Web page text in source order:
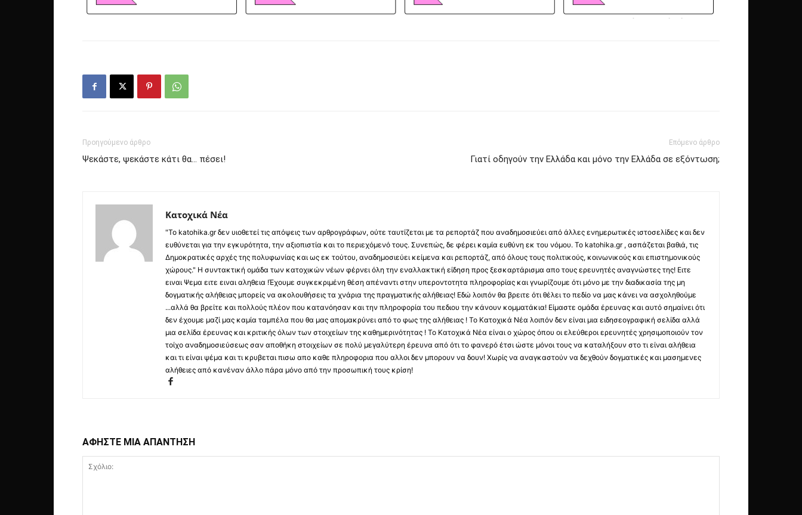
Προηγούμενο άρθρο
Ψεκάστε, ψεκάστε κάτι θα… πέσει!
Επόμενο άρθρο
Γιατί οδηγούν την Ελλάδα και μόνο την Ελλάδα σε εξόντωση;
Κατοχικά Νέα
"Το katohika.gr δεν υιοθετεί τις απόψεις των αρθρογράφων, ούτε ταυτίζεται με τα ρεπορτάζ που αναδημοσιεύει από άλλες ενημερωτικές ιστοσελίδες και δεν
ευθύνεται για την εγκυρότητα, την αξιοπιστία και το περιεχόμενό τους. Συνεπώς, δε φέρει καμία ευθύνη εκ του νόμου. Το katohika.gr , ασπάζεται βαθιά, τις
Δημοκρατικές αρχές της πολυφωνίας και ως εκ τούτου, αναδημοσιεύει κείμενα και ρεπορτάζ, από όλους τους πολιτικούς, κοινωνικούς και επιστημονικούς
χώρους." Η συντακτική ομάδα των κατοχικών νέων φέρνει όλη την εναλλακτική είδηση προς ξεσκαρτάρισμα απο τους ερευνητές αναγνώστες της! Ειτε
ειναι Ψεμα ειτε ειναι αληθεια !Έχουμε συγκεκριμένη θέση απέναντι στην υπεροντοτητα πληροφορίας και γνωρίζουμε ότι μόνο με την διαδικασία της μη
δογματικής αλήθειας μπορείς να ακολουθήσεις τα χνάρια της πραγματικής αλήθειας! Εδώ λοιπόν θα βρειτε ότι θέλει το πεδίο να μας κάνει να ασχοληθούμε
...αλλά θα βρείτε και πολλούς πλέον που κατανόησαν και την πληροφορία του πεδιου την κάνουν κομματάκια! Είμαστε ομάδα έρευνας και αυτό σημαίνει ότι
δεν έχουμε μαζί μας καμία ταμπέλα που θα μας απομακρύνει από το φως της αλήθειας ! Το Κατοχικά Νέα λοιπόν δεν είναι μια ειδησεογραφική σελίδα αλλά
μια σελίδα έρευνας και κριτικής όλων των στοιχείων της καθημερινότητας ! Το Κατοχικά Νέα είναι ο χώρος όπου οι ελεύθεροι ερευνητές χρησιμοποιούν τον
τοίχο αναδημοσιεύσεως σαν αποθήκη στοιχείων σε πολύ μεγαλύτερη έρευνα από ότι το φανερό έτσι ώστε μόνοι τους να καταλήξουν στο τι είναι αλήθεια
και τι είναι ψέμα και τι κρυβεται πισω απο καθε πληροφορια που αλλοι δεν μπορουν να δουν! Χωρίς να αναγκαστούν να δεχθούν δογματικές και μασημενες
αλήθειες από κανέναν άλλο πάρα μόνο από την προσωπική τους κρίση!
ΑΦΗΣΤΕ ΜΙΑ ΑΠΑΝΤΗΣΗ